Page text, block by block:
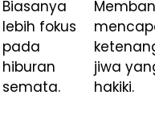
Biasanya
lebih fokus
pada
hiburan
semata.
jiwa
hakiki.